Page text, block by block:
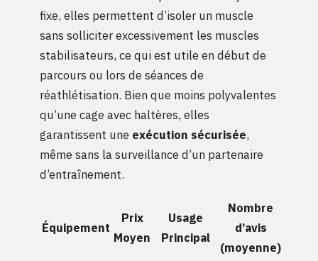
fixe, elles permettent d’isoler un muscle
sans solliciter excessivement les muscles
stabilisateurs, ce qui est utile en début de
parcours ou lors de séances de
réathlétisation. Bien que moins polyvalentes
qu’une cage avec haltères, elles
garantissent une exécution sécurisée,
même sans la surveillance d’un partenaire
d’entraînement.
Équipement
Prix
Moyen
Usage
Principal
Nombre
d’avis
(moyenne)